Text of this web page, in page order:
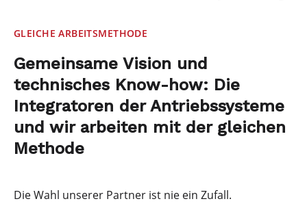
GLEICHE ARBEITSMETHODE
Gemeinsame Vision und
technisches Know-how: Die
Integratoren der Antriebssysteme
und wir arbeiten mit der gleichen
Methode
Die Wahl unserer Partner ist nie ein Zufall.